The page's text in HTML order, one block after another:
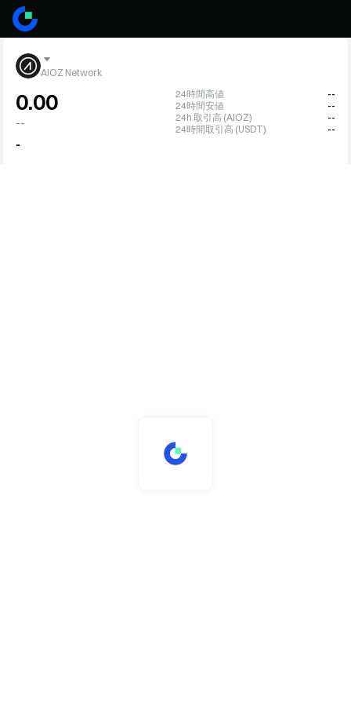
AIOZ Network
0.00
--
-
24時間高値
--
24時間安値
--
24h 取引高 (AIOZ)
--
24時間取引高 (USDT)
--